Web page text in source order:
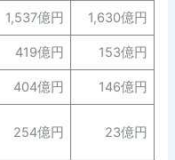
1,537億円 1,630億円
419億円 153億円
404億円 146億円
254億円 23億円